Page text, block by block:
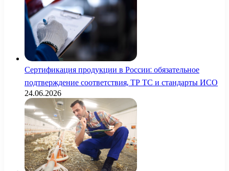
Сертификация продукции в России: обязательное
подтверждение соответствия, ТР ТС и стандарты ИСО
24.06.2026